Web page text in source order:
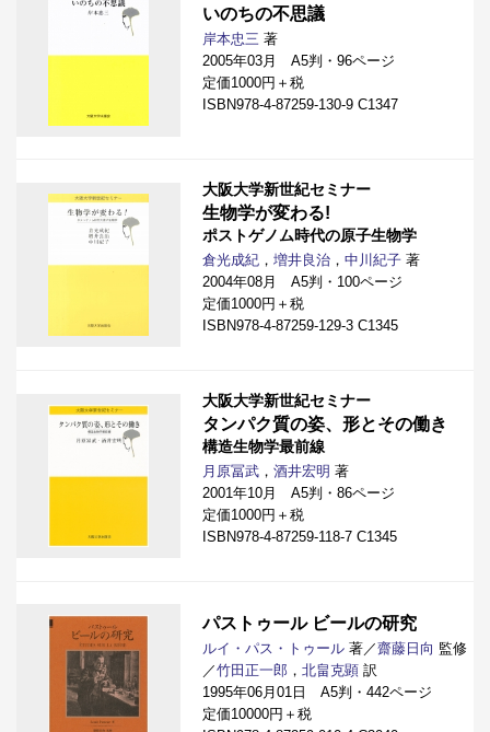
いのちの不思議
岸本忠三 著
2005年03月 A5判・96ページ
定価1000円＋税
ISBN978-4-87259-130-9 C1347
大阪大学新世紀セミナー
生物学が変わる!
ポストゲノム時代の原子生物学
倉光成紀 ， 増井良治 ， 中川紀子 著
2004年08月 A5判・100ページ
定価1000円＋税
ISBN978-4-87259-129-3 C1345
大阪大学新世紀セミナー
タンパク質の姿、形とその働き
構造生物学最前線
月原冨武 ， 酒井宏明 著
2001年10月 A5判・86ページ
定価1000円＋税
ISBN978-4-87259-118-7 C1345
パストゥール ビールの研究
ルイ・パス・トゥール 著／齋藤日向 監修
／竹田正一郎 ， 北畠克顕 訳
1995年06月01日 A5判・442ページ
定価10000円＋税